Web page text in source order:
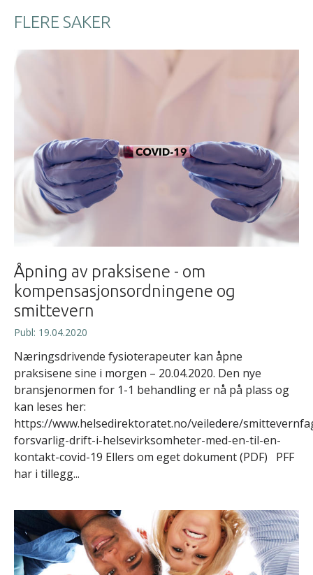
FLERE SAKER
Åpning av praksisene - om
kompensasjonsordningene og
smittevern
Publ: 19.04.2020
Næringsdrivende fysioterapeuter kan åpne
praksisene sine i morgen – 20.04.2020. Den nye
bransjenormen for 1-1 behandling er nå på plass og
kan leses her:
https://www.helsedirektoratet.no/veiledere/
forsvarlig-drift-i-helsevirksomheter-med-en-til-en-
kontakt-covid-19 Ellers om eget dokument (PDF) PFF
har i tillegg...